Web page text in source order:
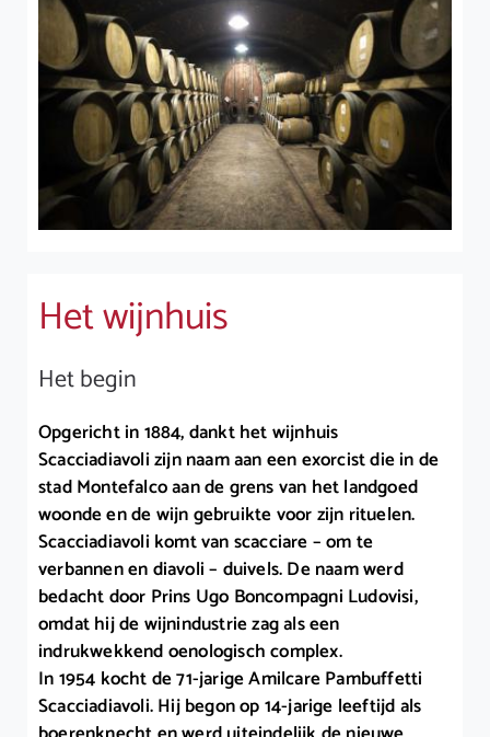
Het wijnhuis
Het begin
Opgericht in 1884, dankt het wijnhuis
Scacciadiavoli zijn naam aan een exorcist die in de
stad Montefalco aan de grens van het landgoed
woonde en de wijn gebruikte voor zijn rituelen.
Scacciadiavoli komt van scacciare – om te
verbannen en diavoli – duivels. De naam werd
bedacht door Prins Ugo Boncompagni Ludovisi,
omdat hij de wijnindustrie zag als een
indrukwekkend oenologisch complex.
In 1954 kocht de 71-jarige Amilcare Pambuffetti
Scacciadiavoli. Hij begon op 14-jarige leeftijd als